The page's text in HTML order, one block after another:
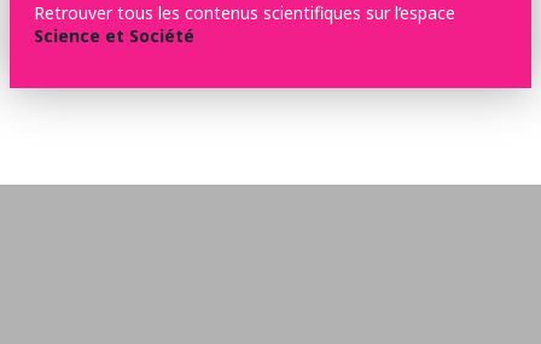
Retrouver tous les contenus scientifiques sur l’espace
Science et Société